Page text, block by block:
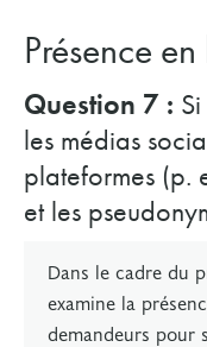
Présence
Question 7 :
les médias
plateformes (p.
et les
Dans le cadre du
examine la
demandeurs pour